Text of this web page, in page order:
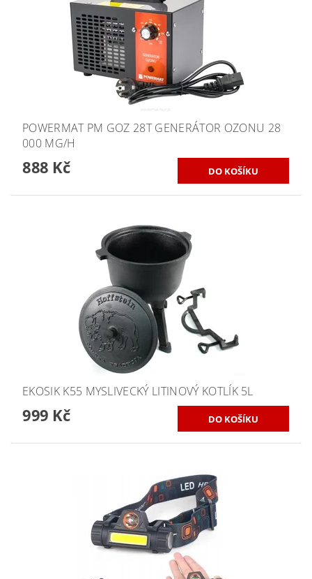
POWERMAT PM GOZ 28T GENERÁTOR OZONU 28
000 MG/H
888 Kč
EKOSIK K55 MYSLIVECKÝ LITINOVÝ KOTLÍK 5L
999 Kč